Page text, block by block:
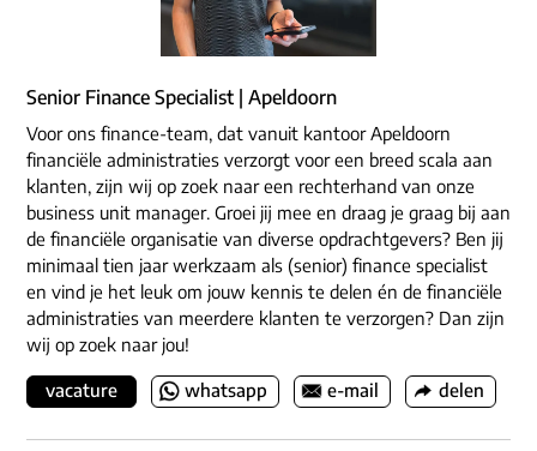
Senior Finance Specialist | Apeldoorn
Voor ons finance-team, dat vanuit kantoor Apeldoorn
financiële administraties verzorgt voor een breed scala aan
klanten, zijn wij op zoek naar een rechterhand van onze
business unit manager. Groei jij mee en draag je graag bij aan
de financiële organisatie van diverse opdrachtgevers? Ben jij
minimaal tien jaar werkzaam als (senior) finance specialist
en vind je het leuk om jouw kennis te delen én de financiële
administraties van meerdere klanten te verzorgen? Dan zijn
wij op zoek naar jou!
vacature whatsapp e-mail delen